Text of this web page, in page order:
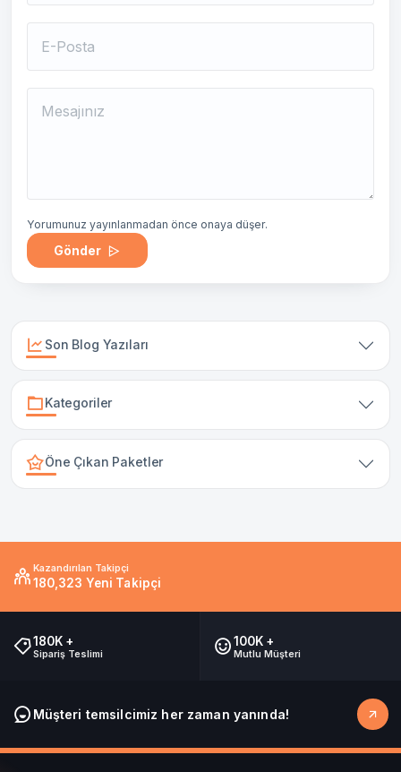
Yorumunuz yayınlanmadan önce onaya düşer.
Gönder
Son Blog Yazıları
Kategoriler
Öne Çıkan Paketler
Kazandırılan Takipçi
180,323 Yeni Takipçi
180K +
Sipariş Teslimi
100K +
Mutlu Müşteri
Müşteri temsilcimiz her zaman yanında!